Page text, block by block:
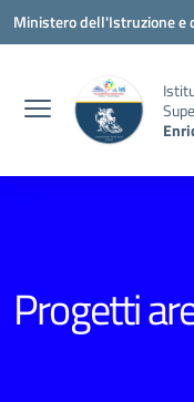
Vai ai contenuti
Vai al menu di navigazione
Vai al footer
Ministero dell'Istruzione e
Progetti